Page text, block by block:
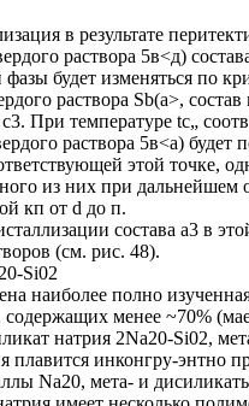
в результате
раствора 5в<д)
будет изменяться по
раствора Sb(a>,
При температуре tc„
раствора 5в<а)
этой точке,
из них при
кп от d до п.
состава а3 в
(см. рис. 48).
Si02
наиболее полно
содержащих менее ~70%
натрия 2Na20-Si02,
плавится инконгру-энтно
Na20, мета- и